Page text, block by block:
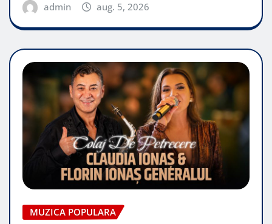
admin aug. 5, 2026
MUZICA POPULARA